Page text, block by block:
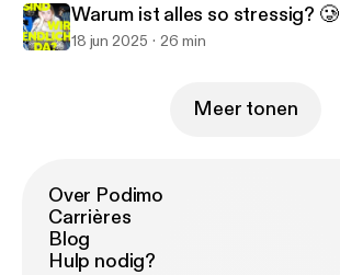
Warum ist alles so stressig? 🥲
18 jun 2025 26 min
Meer tonen
Over Podimo
Carrières
Blog
Hulp nodig?